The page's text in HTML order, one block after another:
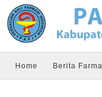
Home Berita